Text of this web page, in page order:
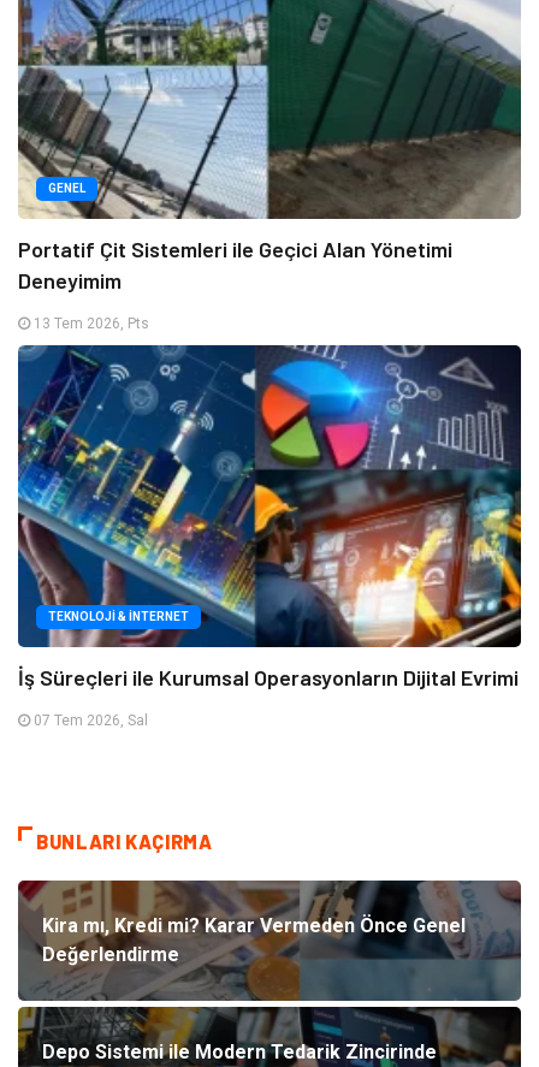
GENEL
Portatif Çit Sistemleri ile Geçici Alan Yönetimi
Deneyimim
13 Tem 2026, Pts
TEKNOLOJI & İNTERNET
İş Süreçleri ile Kurumsal Operasyonların Dijital Evrimi
07 Tem 2026, Sal
BUNLARI KAÇIRMA
Kira mı, Kredi mi? Karar Vermeden Önce Genel
Değerlendirme
Depo Sistemi ile Modern Tedarik Zincirinde